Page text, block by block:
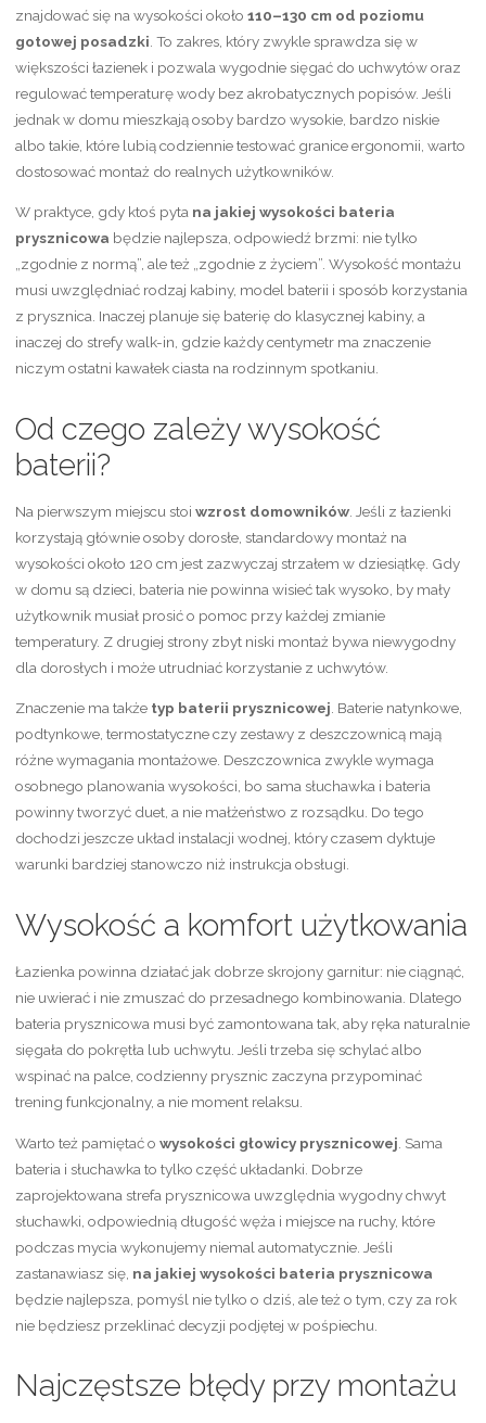
znajdować się na wysokości około 110–130 cm od poziomu
gotowej posadzki . To zakres, który zwykle sprawdza się w
większości łazienek i pozwala wygodnie sięgać do uchwytów oraz
regulować temperaturę wody bez akrobatycznych popisów. Jeśli
jednak w domu mieszkają osoby bardzo wysokie, bardzo niskie
albo takie, które lubią codziennie testować granice ergonomii, warto
dostosować montaż do realnych użytkowników.
W praktyce, gdy ktoś pyta na jakiej wysokości bateria
prysznicowa będzie najlepsza, odpowiedź brzmi: nie tylko
„zgodnie z normą”, ale też „zgodnie z życiem”. Wysokość montażu
musi uwzględniać rodzaj kabiny, model baterii i sposób korzystania
z prysznica. Inaczej planuje się baterię do klasycznej kabiny, a
inaczej do strefy walk-in, gdzie każdy centymetr ma znaczenie
niczym ostatni kawałek ciasta na rodzinnym spotkaniu.
Od czego zależy wysokość
baterii?
Na pierwszym miejscu stoi wzrost domowników. Jeśli z łazienki
korzystają głównie osoby dorosłe, standardowy montaż na
wysokości około 120 cm jest zazwyczaj strzałem w dziesiątkę. Gdy
w domu są dzieci, bateria nie powinna wisieć tak wysoko, by mały
użytkownik musiał prosić o pomoc przy każdej zmianie
temperatury. Z drugiej strony zbyt niski montaż bywa niewygodny
dla dorosłych i może utrudniać korzystanie z uchwytów.
Znaczenie ma także typ baterii prysznicowej. Baterie natynkowe,
podtynkowe, termostatyczne czy zestawy z deszczownicą mają
różne wymagania montażowe. Deszczownica zwykle wymaga
osobnego planowania wysokości, bo sama słuchawka i bateria
powinny tworzyć duet, a nie małżeństwo z rozsądku. Do tego
dochodzi jeszcze układ instalacji wodnej, który czasem dyktuje
warunki bardziej stanowczo niż instrukcja obsługi.
Wysokość a komfort użytkowania
Łazienka powinna działać jak dobrze skrojony garnitur: nie ciągnąć,
nie uwierać i nie zmuszać do przesadnego kombinowania. Dlatego
bateria prysznicowa musi być zamontowana tak, aby ręka naturalnie
sięgała do pokrętła lub uchwytu. Jeśli trzeba się schylać albo
wspinać na palce, codzienny prysznic zaczyna przypominać
trening funkcjonalny, a nie moment relaksu.
Warto też pamiętać o wysokości głowicy prysznicowej . Sama
bateria i słuchawka to tylko część układanki. Dobrze
zaprojektowana strefa prysznicowa uwzględnia wygodny chwyt
słuchawki, odpowiednią długość węża i miejsce na ruchy, które
podczas mycia wykonujemy niemal automatycznie. Jeśli
zastanawiasz się, na jakiej wysokości bateria prysznicowa
będzie najlepsza, pomyśl nie tylko o dziś, ale też o tym, czy za rok
nie będziesz przeklinać decyzji podjętej w pośpiechu.
Najczęstsze błędy przy montażu